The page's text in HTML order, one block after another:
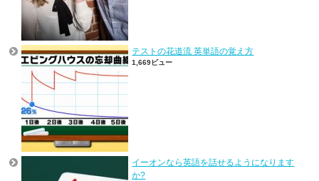
テストの花道流 英単語の覚え方
1,669ビュー
イーオンなら英語を話せるようになります
か?